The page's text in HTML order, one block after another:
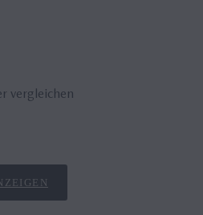
vergleichen